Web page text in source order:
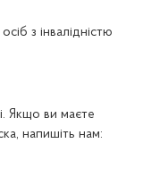
з інвалідністю
Якщо ви маєте
напишіть нам: